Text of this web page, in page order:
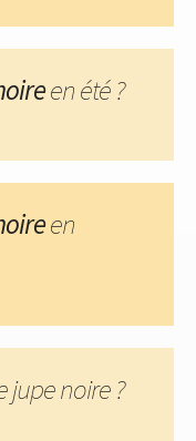
en été ?
en
jupe noire ?